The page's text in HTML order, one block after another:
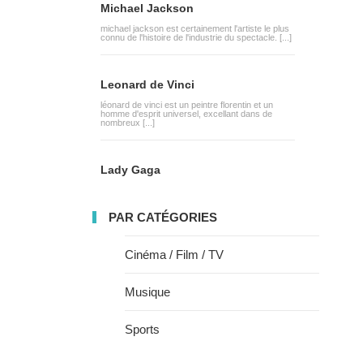
Michael Jackson
michael jackson est certainement l'artiste le plus
connu de l'histoire de l'industrie du spectacle. [...]
Leonard de Vinci
léonard de vinci est un peintre florentin et un
homme d'esprit universel, excellant dans de
nombreux [...]
Lady Gaga
PAR CATÉGORIES
Cinéma / Film / TV
Musique
Sports